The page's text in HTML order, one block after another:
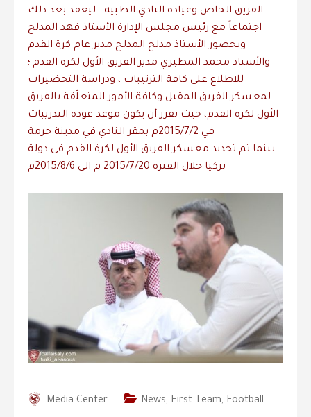
الفريق الخاص وعيادة النادي الطبية . ليعقد بعد ذلك
اجتماعاً مع رئيس مجلس الإدارة الأستاذ فهد المدلج
وبحضور الأستاذ مدلج المدلج مدير عام كرة القدم
والأستاذ محمد المطيري مدير الفريق الأول لكرة القدم ؛
للاطلاع على كافة الترتيبات ، ودراسة التحضيرات
لمعسكر الفريق المقبل وكافة الأمور المتعلّقة بالفريق
الأول لكرة القدم، حيث تقرر أن يكون موعد عودة التدريبات
في 2015/7/2م بمقر النادي في مدينة حرمة
بينما تم تحديد معسكر الفريق الأول لكرة القدم في دولة
تركيا خلال الفترة 2015/7/20 م الى 2015/8/6م
Media Center News, First Team, Football